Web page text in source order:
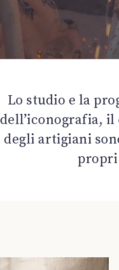
Lo studio e la
dell’iconografia,
degli artigiani
propri